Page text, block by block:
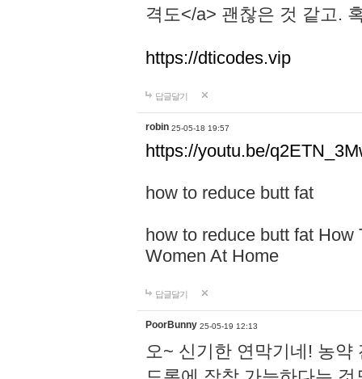
격도</a> 괜찮은 것 같고.
https://dticodes.vip
답글달기
robin 25-05-18 19:57
https://youtu.be/
how to reduce butt fat
how to reduce butt fat
Women At Home
답글달기
PoorBunny 25-05-19 12:13
오~ 신기한 연막기네! 농약